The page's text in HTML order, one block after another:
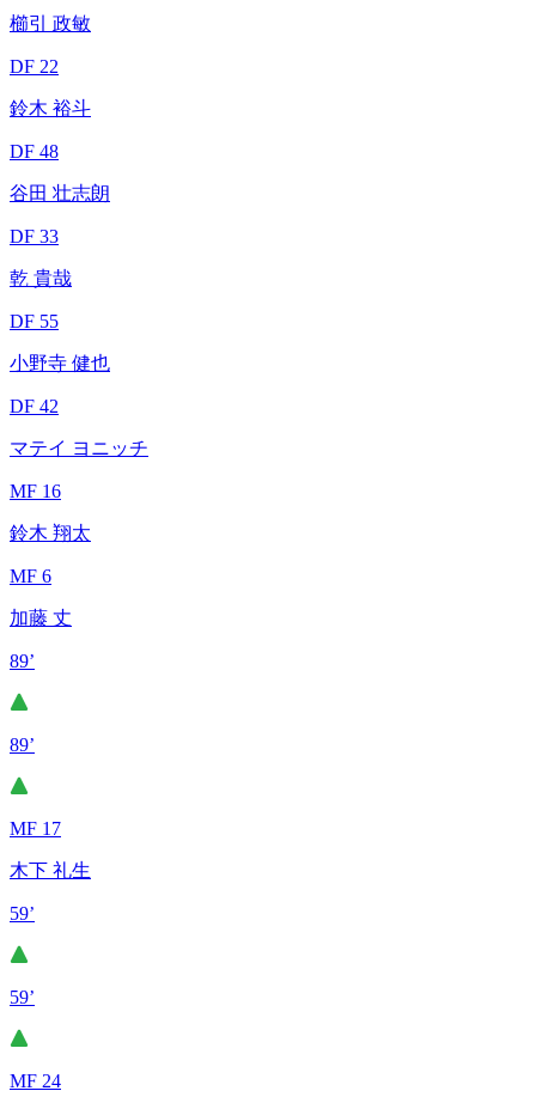
櫛引 政敏
DF 22
鈴木 裕斗
DF 48
谷田 壮志朗
DF 33
乾 貴哉
DF 55
小野寺 健也
DF 42
マテイ ヨニッチ
MF 16
鈴木 翔太
MF 6
加藤 丈
89’
89’
MF 17
木下 礼生
59’
59’
MF 24